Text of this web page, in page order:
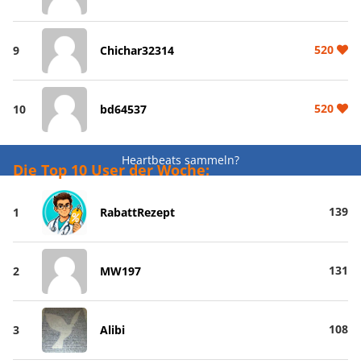
9 Chichar32314 520
10 bd64537 520
Heartbeats sammeln?
Die Top 10 User der Woche:
1 RabattRezept 139
2 MW197 131
3 Alibi 108